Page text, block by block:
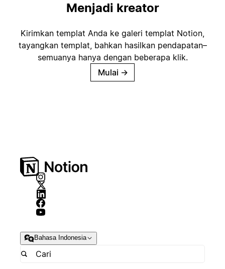
Menjadi kreator
Kirimkan templat Anda ke galeri templat Notion,
tayangkan templat, bahkan hasilkan pendapatan–
semuanya hanya dengan beberapa klik.
Mulai →
Bahasa Indonesia